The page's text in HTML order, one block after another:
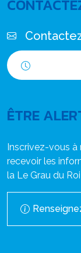
ÊTRE
Inscrivez-vous
recevoir les
la Le Grau du Roi